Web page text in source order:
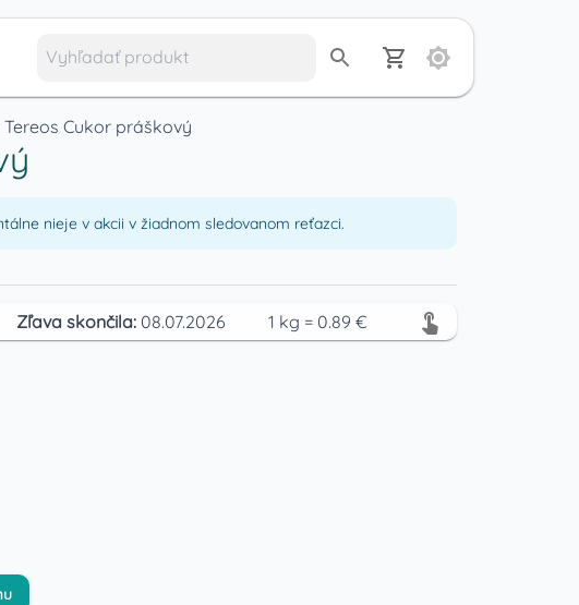
Tereos Cukor práškový
nieje v akcii v žiadnom sledovanom reťazci.
Zľava skončila: 08.07.2026 1 kg = 0.89 €